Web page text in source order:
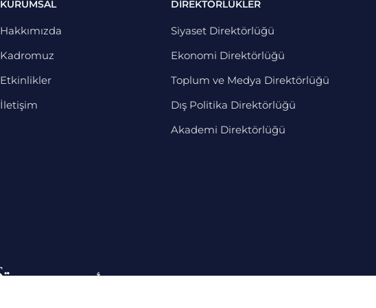
KURUMSAL
Hakkımızda
Kadromuz
Etkinlikler
İletişim
DİREKTÖRLÜKLER
Siyaset Direktörlüğü
Ekonomi Direktörlüğü
Toplum ve Medya Direktörlüğü
Dış Politika Direktörlüğü
Akademi Direktörlüğü